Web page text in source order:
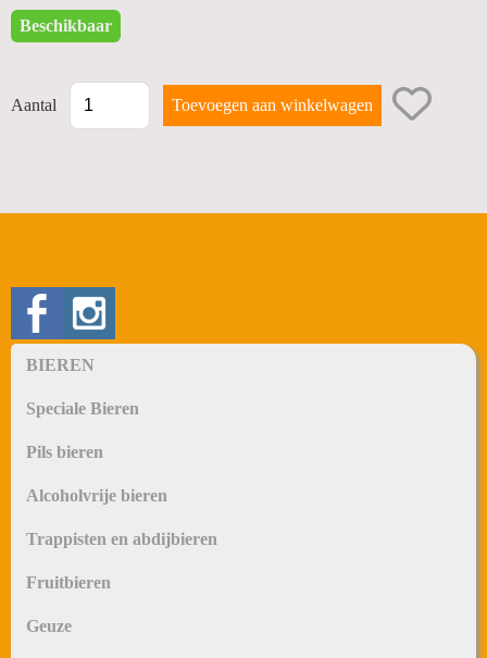
FRISDRANKEN
TERUGNAME LEEGGOED
BIEREN
Speciale Bieren
Pils bieren
Alcoholvrije bieren
Trappisten en abdijbieren
Fruitbieren
Geuze
Beschikbaar
Aantal